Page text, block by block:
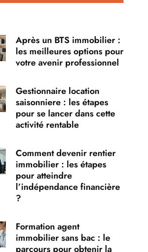
Après un BTS immobilier :
les meilleures options pour
votre avenir professionnel
Gestionnaire location
saisonniere : les étapes
pour se lancer dans cette
activité rentable
Comment devenir rentier
immobilier : les étapes
pour atteindre
l’indépendance financière
?
Formation agent
immobilier sans bac : le
parcours pour obtenir la